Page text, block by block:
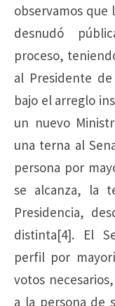
observamos que
desnudó
proceso,
al Presidente
bajo el arreglo
un nuevo
una terna al
persona por
se alcanza, la
Presidencia,
distinta[4]. El
perfil por
votos
a la persona de